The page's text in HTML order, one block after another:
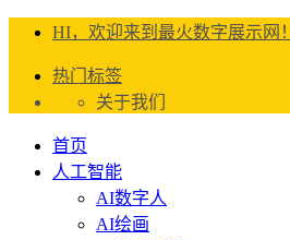
HI，欢迎来到最火数字展示网！
热门标签
关于我们
首页
人工智能
AI数字人
AI绘画